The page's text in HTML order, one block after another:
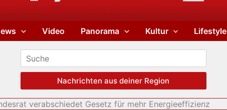
Video Panorama Kultur Lifestyle
Nachrichten aus deiner Region
verabschiedet Gesetz für mehr Energieeffizienz